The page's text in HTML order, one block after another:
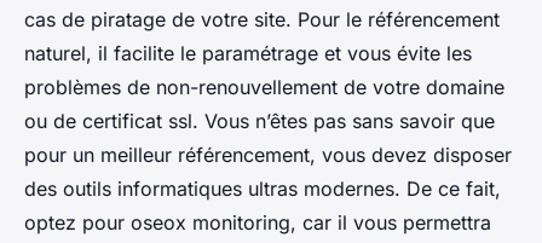
cas de piratage de votre site. Pour le référencement
naturel, il facilite le paramétrage et vous évite les
problèmes de non-renouvellement de votre domaine
ou de certificat ssl. Vous n’êtes pas sans savoir que
pour un meilleur référencement, vous devez disposer
des outils informatiques ultras modernes. De ce fait,
optez pour oseox monitoring, car il vous permettra